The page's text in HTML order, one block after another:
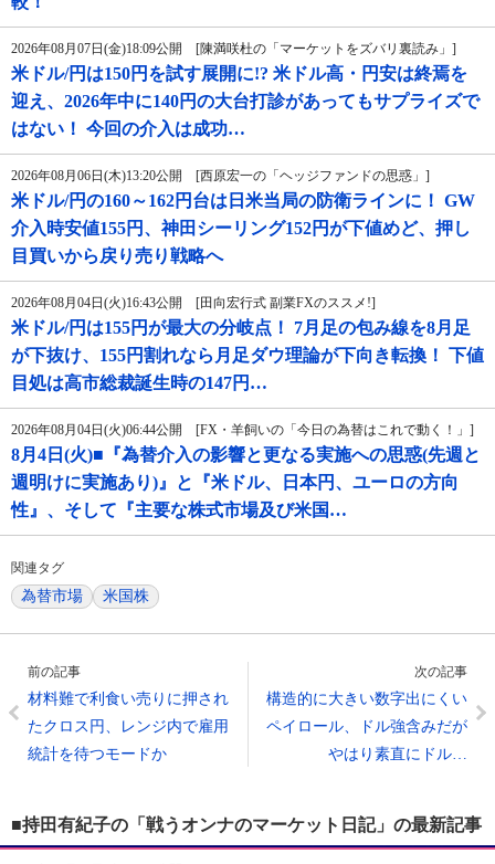
2026年08月07日(金)18:09公開 [陳満咲杜の「マーケットをズバリ裏読み」]
米ドル/円は150円を試す展開に!? 米ドル高・円安は終焉を
迎え、2026年中に140円の大台打診があってもサプライズで
はない！ 今回の介入は成功…
2026年08月06日(木)13:20公開 [西原宏一の「ヘッジファンドの思惑」]
米ドル/円の160～162円台は日米当局の防衛ラインに！ GW
介入時安値155円、神田シーリング152円が下値めど、押し
目買いから戻り売り戦略へ
2026年08月04日(火)16:43公開 [田向宏行式 副業FXのススメ!]
米ドル/円は155円が最大の分岐点！ 7月足の包み線を8月足
が下抜け、155円割れなら月足ダウ理論が下向き転換！ 下値
目処は高市総裁誕生時の147円…
2026年08月04日(火)06:44公開 [FX・羊飼いの「今日の為替はこれで動く！」]
8月4日(火)■『為替介入の影響と更なる実施への思惑(先週と
週明けに実施あり)』と『米ドル、日本円、ユーロの方向
性』、そして『主要な株式市場及び米国…
関連タグ
為替市場 米国株
前の記事
材料難で利食い売りに押され
たクロス円、レンジ内で雇用
統計を待つモードか
次の記事
構造的に大きい数字出にくい
ペイロール、ドル強含みだが
やはり素直にドル…
■持田有紀子の「戦うオンナのマーケット日記」の最新記事